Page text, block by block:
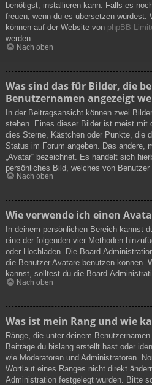
benötigst, installieren kann. Falls es
freuen, wenn du es übersetzen würdest.
können auf der Website von phpBB
werden.
Nach oben
Was sind das für Bilder, die
Benutzernamen angezeigt
In der Beitragsansicht können zwei
stehen. Eines dieser Bilder ist meist mit
dies Sterne, Kästchen oder Punkte, die
Status im Forum angeben. Das andere,
„Avatar“ bezeichnet. Es handelt sich
persönliches Bild, welches von
Nach oben
Wie verwende ich einen
In deinem persönlichen Bereich kannst
eine der folgenden vier Methoden
oder Hochladen. Die Board-
die Benutzer Avatare benutzen können.
kannst, solltest du die Board-
Nach oben
Was ist mein Rang und wie
Ränge, die unter deinem
Beiträge du bislang erstellt hast oder
wie Moderatoren und Administratoren.
Wortlaut eines Ranges nicht direkt
Administration festgelegt wurden. Bitte